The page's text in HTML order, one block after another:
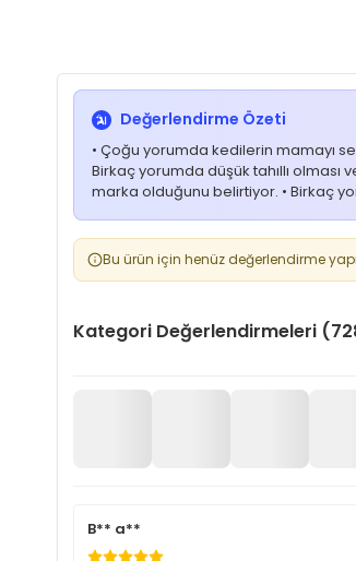
Değerlendirme Özeti
• Çoğu yorumda kedilerin mamayı
Birkaç yorumda düşük tahıllı olması
marka olduğunu belirtiyor. • Birkaç
Bu ürün için henüz değerlendirme
Kategori Değerlendirmeleri
B** a**